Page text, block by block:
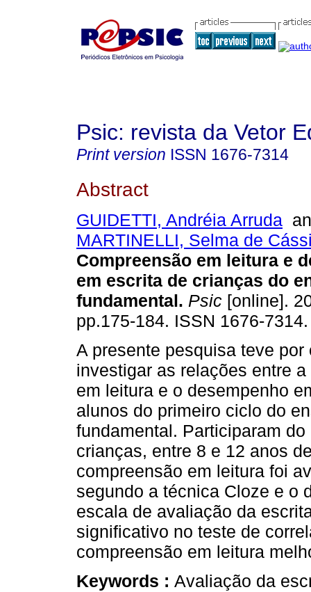
Psic: revista da Vetor
Print version ISSN 1676-7314
Abstract
GUIDETTI, Andréia Arruda
MARTINELLI, Selma de
Compreensão em leitura e
em escrita de crianças do
fundamental. Psic [online].
pp.175-184. ISSN 1676-7314.
A presente pesquisa teve por
investigar as relações entre
em leitura e o desempenho
alunos do primeiro ciclo do
fundamental. Participaram do
crianças, entre 8 e 12 anos
compreensão em leitura foi
segundo a técnica Cloze e o
escala de avaliação da
significativo no teste de
compreensão em leitura
Keywords : Avaliação da